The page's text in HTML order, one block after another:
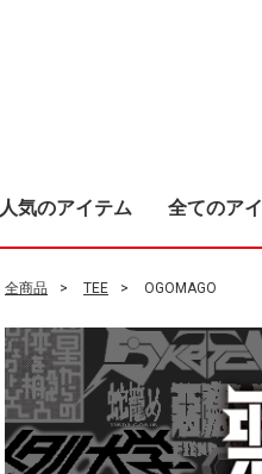
人気のアイテム 全てのア
全商品 TEE OGOMAGO